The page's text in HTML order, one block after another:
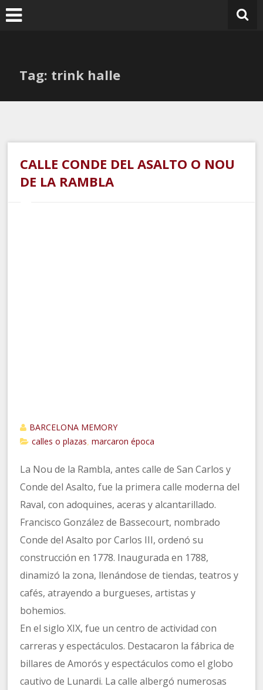
Ir
al
Tag: trink halle
CALLE CONDE DEL ASALTO O NOU
DE LA RAMBLA
BARCELONA MEMORY
calles o plazas
,marcaron época
La Nou de la Rambla, antes calle de San Carlos y
Conde del Asalto, fue la primera calle moderna del
Raval, con adoquines, aceras y alcantarillado.
Francisco González de Bassecourt, nombrado
Conde del Asalto por Carlos III, ordenó su
construcción en 1778. Inaugurada en 1788,
dinamizó la zona, llenándose de tiendas, teatros y
cafés, atrayendo a burgueses, artistas y
bohemios.
En el siglo XIX, fue un centro de actividad con
carreras y espectáculos. Destacaron la fábrica de
billares de Amorós y espectáculos como el globo
cautivo de Lunardi. La calle albergó numerosas